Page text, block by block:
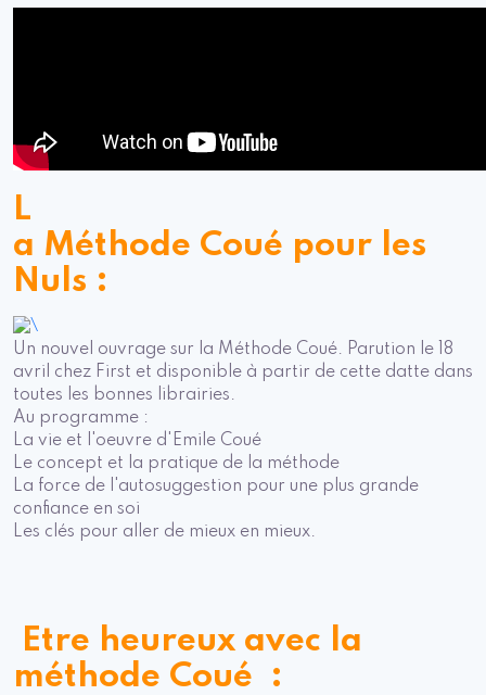
L
a Méthode Coué pour les
Nuls :
Un nouvel ouvrage sur la Méthode Coué. Parution le 18
avril chez First et disponible à partir de cette datte dans
toutes les bonnes librairies.
Au programme :
La vie et l'oeuvre d'Emile Coué
Le concept et la pratique de la méthode
La force de l'autosuggestion pour une plus grande
confiance en soi
Les clés pour aller de mieux en mieux.
Etre heureux avec la
méthode Coué :